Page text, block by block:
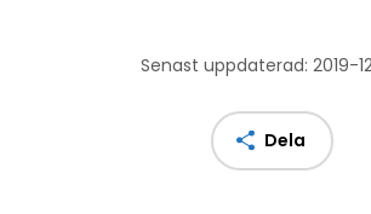
Senast uppdaterad: 2019-
Dela